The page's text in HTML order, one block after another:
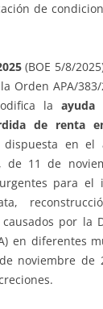
de
(BOE 5/8/
Orden APA/
laayuda
de renta
dispuesta en el
de 11 de
para el
por la
en diferentes
noviembre de